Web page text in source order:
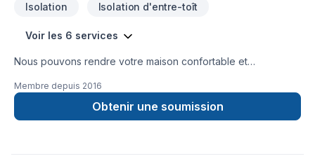
Isolation Isolation d'entre-toît
Voir les 6 services
Nous pouvons rendre votre maison confortable et
cellulose. Nous sommes en affaires depuis 1992.
Membre depuis 2016
Obtenir une soumission